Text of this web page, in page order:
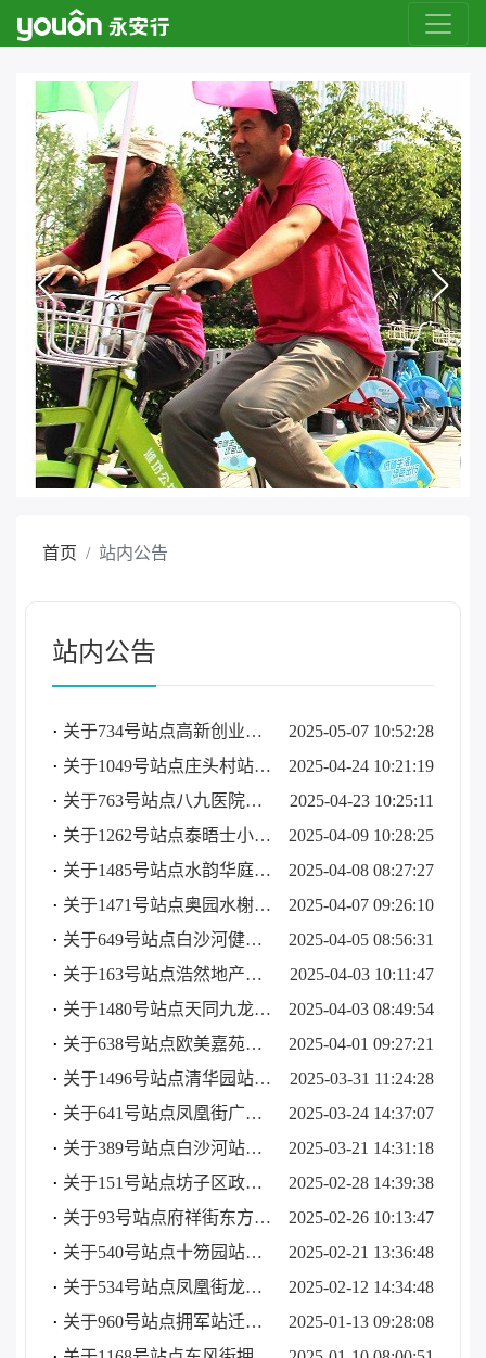
首页 站内公告
站内公告
2025-05-07 10:52:28
关于734号站点高新创业中心北站暂时拆除的公告
2025-04-24 10:21:19
关于1049号站点庄头村站迁移更名的公告
2025-04-23 10:25:11
关于763号站点八九医院北站启用的公告
2025-04-09 10:28:25
关于1262号站点泰晤士小镇站暂时拆除的公告
2025-04-08 08:27:27
关于1485号站点水韵华庭站暂时拆除的公告
2025-04-07 09:26:10
关于1471号站点奥园水榭春天站暂时拆除的公告
2025-04-05 08:56:31
关于649号站点白沙河健身广场站暂时拆除的公告
2025-04-03 10:11:47
关于163号站点浩然地产站迁移更名的公告
2025-04-03 08:49:54
关于1480号站点天同九龙湾站暂时拆除的公告
2025-04-01 09:27:21
关于638号站点欧美嘉苑站暂时拆除的公告
2025-03-31 11:24:28
关于1496号站点清华园站暂时拆除的公告
2025-03-24 14:37:07
关于641号站点凤凰街广场路口站启用的公告
2025-03-21 14:31:18
关于389号站点白沙河站启用的公告
2025-02-28 14:39:38
关于151号站点坊子区政府站启用的公告
2025-02-26 10:13:47
关于93号站点府祥街东方路口站暂时拆除的公告
2025-02-21 13:36:48
关于540号站点十笏园站迁移更名的公告
2025-02-12 14:34:48
关于534号站点凤凰街龙山路西站启用的公告
2025-01-13 09:28:08
关于960号站点拥军站迁移更名的公告